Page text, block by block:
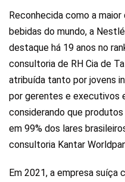
Reconhecida como a
bebidas do mundo, a
destaque há 19 anos no
consultoria de RH Cia de
atribuída tanto por jovens
por gerentes e executivos
considerando que
em 99% dos lares
consultoria Kantar
Em 2021, a empresa suíça